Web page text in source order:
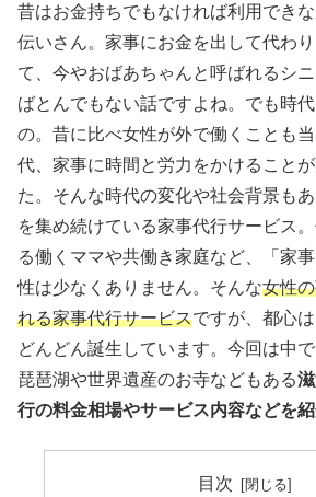
昔はお金持ちでもなければ利用でき
伝いさん。家事にお金を出して代わ
て、今やおばあちゃんと呼ばれるシ
ばとんでもない話ですよね。でも時
の。昔に比べ女性が外で働くことも
代、家事に時間と労力をかけること
た。そんな時代の変化や社会背景も
を集め続けている家事代行サービス
る働くママや共働き家庭など、「家
性は少なくありません。そんな女性
れる家事代行サービスですが、都心
どんどん誕生しています。今回は中
琵琶湖や世界遺産のお寺などもある
行の料金相場やサービス内容などを
目次